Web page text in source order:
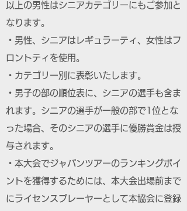
以上の男性はシニアカテゴリーにもご参加と
なります。
・男性、シニアはレギュラーティ、女性はフ
ロントティを使用。
・カテゴリー別に表彰いたします。
・男子の部の順位表に、シニアの選手も含ま
れます。シニアの選手が一般の部で1位とな
った場合、そのシニアの選手に優勝賞金は授
与されます。
・本大会でジャパンツアーのランキングポイ
ントを獲得するためには、本大会出場前まで
にライセンスプレーヤーとして本協会に登録